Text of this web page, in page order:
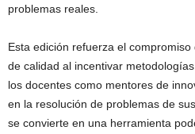
problemas reales.
Esta edición refuerza el
de calidad al incentivar
los docentes como mentores de
en la resolución de problemas de
se convierte en una herramienta